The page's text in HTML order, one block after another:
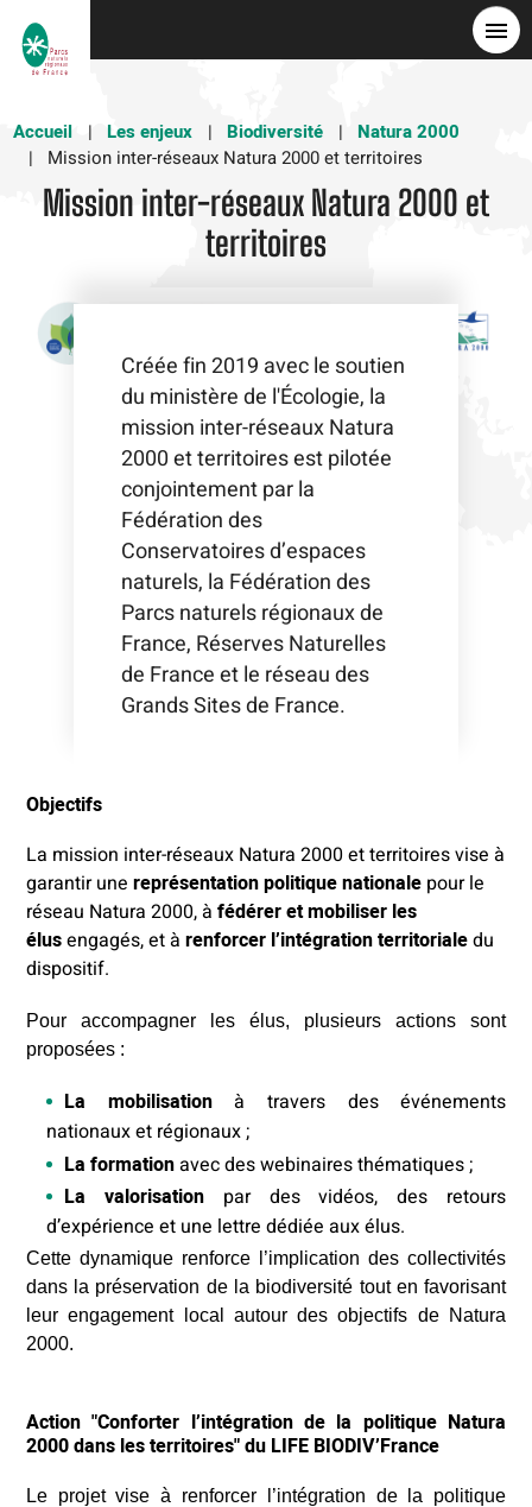
Accueil
Les enjeux Biodiversité
Natura 2000
Mission inter-réseaux Natura 2000 et territoires
Mission inter-réseaux Natura 2000 et
territoires
Créée fin 2019 avec le soutien
du ministère de l'Écologie, la
mission inter-réseaux Natura
2000 et territoires est pilotée
conjointement par la
Fédération des
Conservatoires d’espaces
naturels, la Fédération des
Parcs naturels régionaux de
France, Réserves Naturelles
de France et le réseau des
Grands Sites de France.
Objectifs
La mission inter-réseaux Natura 2000 et territoires vise à
garantir une représentation politique nationalepour le
réseau Natura 2000, à fédérer et mobiliser les
élusengagés, et à renforcer l’intégration territorialedu
dispositif.
Pour accompagner les élus, plusieurs actions sont
proposées :
La mobilisationà travers des événements
nationaux et régionaux ;
La formationavec des webinaires thématiques ;
La valorisationpar des vidéos, des retours
d’expérience et une lettre dédiée aux élus.
Cette dynamique renforce l’implication des collectivités
dans la préservation de la biodiversité tout en favorisant
leur engagement local autour des objectifs de Natura
2000.
Action "Conforter l’intégration de la politique Natura
2000 dans les territoires" du LIFE BIODIV’France
Le projet vise à renforcer l’intégration de la politique